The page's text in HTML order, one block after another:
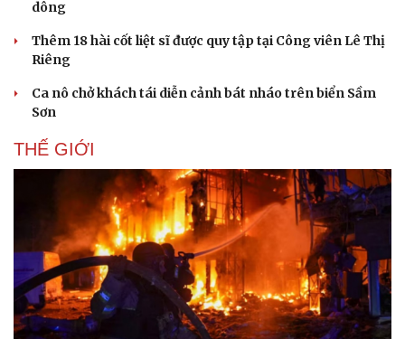
dông
Thêm 18 hài cốt liệt sĩ được quy tập tại Công viên Lê Thị
Riêng
Ca nô chở khách tái diễn cảnh bát nháo trên biển Sầm
Sơn
THẾ GIỚI